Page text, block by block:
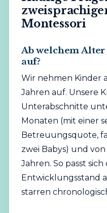
Montessori
Ab welchem Alter
auf?
Wir nehmen Kinder
Jahren auf. Unsere
Unterabschnitte
Monaten (mit einer
Betreuungsquote,
zwei Babys) und von
Jahren. So passt
Entwicklungsstand
starren